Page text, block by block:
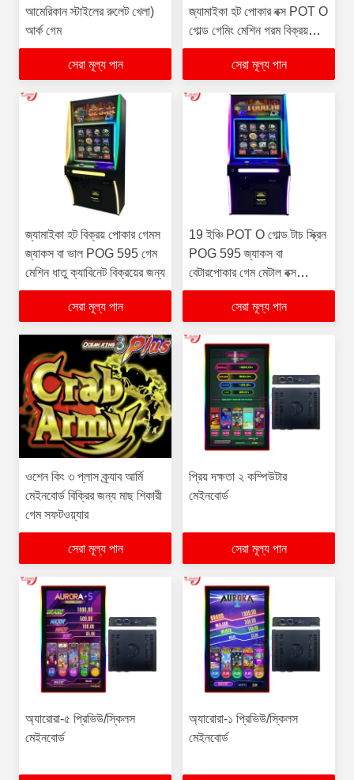
আমেরিকান স্টাইলের রুলেট খেলা)
আর্ক গেম
সেরা মূল্য পান
জ্যামাইকা হট পোকার বক্স POT O
গোল্ড গেমিং মেশিন গরম বিক্রয়
জনপ্রিয় বিক্রয়ের জন্য
সেরা মূল্য পান
জ্যামাইকা হট বিক্রয় পোকার গেমস
জ্যাকস বা ভাল POG 595 গেম
মেশিন ধাতু ক্যাবিনেট বিক্রয়ের জন্য
সেরা মূল্য পান
19 ইঞ্চি POT O গোল্ড টাচ স্ক্রিন
POG 595 জ্যাকস বা
বেটারপোকার গেম মেটাল বক্স
জ্যামাইকা গ্রাহক অনেক পছন্দ
সেরা মূল্য পান
ওশেন কিং ৩ প্লাস ক্র্যাব আর্মি
মেইনবোর্ড বিক্রির জন্য মাছ শিকারী
গেম সফটওয়্যার
সেরা মূল্য পান
প্রিয় দক্ষতা ২ কম্পিউটার
মেইনবোর্ড
সেরা মূল্য পান
অ্যারোরা-৫ প্রিভিউ/স্কিলস
মেইনবোর্ড
অ্যারোরা-১ প্রিভিউ/স্কিলস
মেইনবোর্ড